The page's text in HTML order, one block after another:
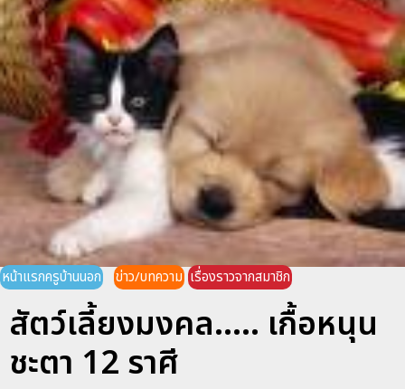
หน้าแรกครูบ้านนอก ข่าว/บทความ เรื่องราวจากสมาชิก
สัตว์เลี้ยงมงคล..... เกื้อหนุน
ชะตา 12 ราศี